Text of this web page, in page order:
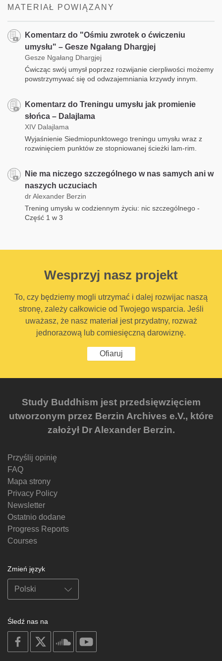
MATERIAŁ POWIĄZANY
Komentarz do "Ośmiu zwrotek o ćwiczeniu
umysłu" – Gesze Ngałang Dhargjej
Gesze Ngałang Dhargjej
Ćwicząc swój umysł poprzez rozwijanie cierpliwości możemy
powstrzymywać się od odwzajemniania krzywdy innym.
Komentarz do Treningu umysłu jak promienie
słońca – Dalajlama
XIV Dalajlama
Wyjaśnienie Siedmiopunktowego treningu umysłu wraz z
rozwinięciem punktów ze stopniowanej ścieżki lam-rim.
Nie ma niczego szczególnego w nas samych ani w
naszych uczuciach
dr Alexander Berzin
Trening umysłu w codziennym życiu: nic szczególnego -
Część 1 w 3
Wesprzyj nasz projekt
To, czy będziemy mogli utrzymać i dalej rozwijac naszą
stronę, zależy całkowicie od Twojego wsparcia. Jeśli
uważasz, że nasz materiał jest przydatny, rozważ
jednorazową lub comiesięczną darowiznę.
Ofiaruj
Study Buddhism jest przedsięwzięciem
utworzonym przez Berzin Archives e.V., które
założył Dr Alexander Berzin.
Przyślij opinię
FAQ
Mapa strony
Privacy Policy
Newsletter
Ostatnio dodane
Progress Reports
Courses
Zmień język
Śledź nas na
on
facebook
soundcloud